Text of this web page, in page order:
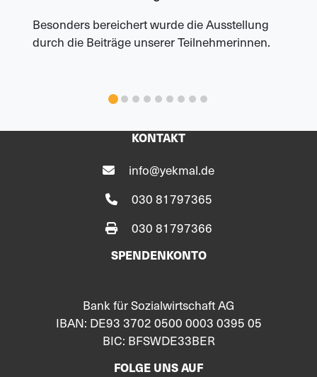
Besonders bereichert wurde die Ausstellung
durch die Beiträge unserer Teilnehmerinnen.
KONTAKT
info@yekmal.de
030 81797365
030 81797366
SPENDENKONTO
Bank für Sozialwirtschaft AG
IBAN: DE93 3702 0500 0003 0395 05
BIC: BFSWDE33BER
FOLGE UNS AUF